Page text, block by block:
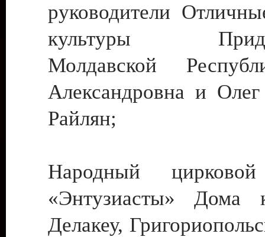
руководители
культуры
Молдавской
Александровна и
Райлян;
Народный цирковой
«Энтузиасты» Дома
Делакеу,